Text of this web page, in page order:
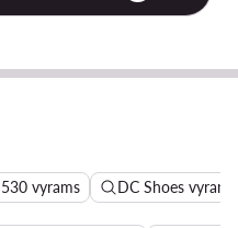
vyrams DC Shoes vyrams